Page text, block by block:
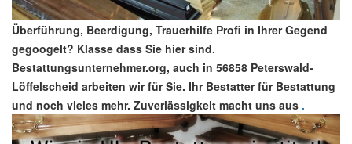
Überführung, Beerdigung, Trauerhilfe Profi in Ihrer Gegend
gegoogelt? Klasse dass Sie hier sind.
Bestattungsunternehmer.org, auch in 56858 Peterswald-
Löffelscheid arbeiten wir für Sie. Ihr Bestatter für Bestattung
und noch vieles mehr. Zuverlässigkeit macht uns aus .